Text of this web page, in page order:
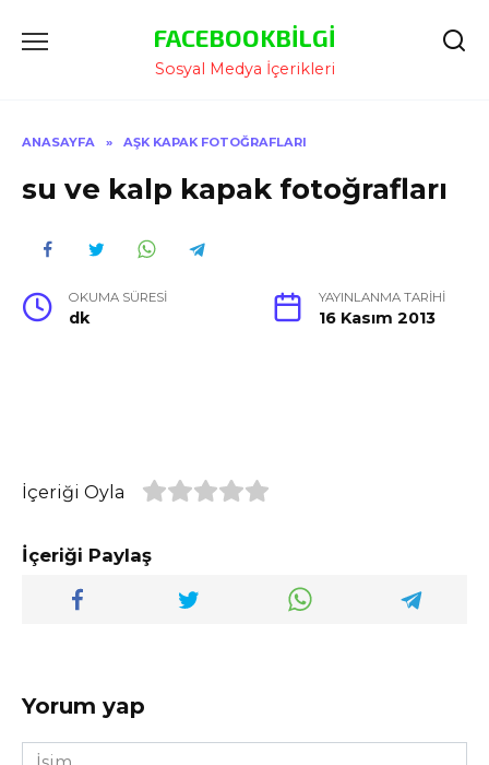
Atla
FACEBOOKBILGI
Sosyal Medya İçerikleri
ANASAYFA » AŞK KAPAK FOTOĞRAFLARI
su ve kalp kapak fotoğrafları
OKUMA SÜRESI
dk
YAYINLANMA TARIHI
16 Kasım 2013
İçeriği Oyla
İçeriği Paylaş
Yorum yap
İsim